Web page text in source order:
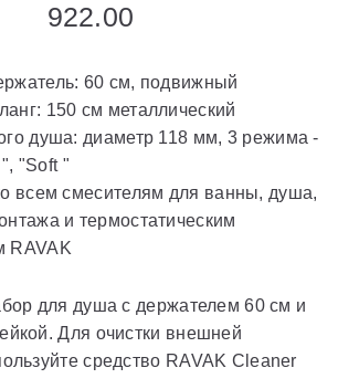
922.00
60 см, подвижный
150 см металлический
душа: диаметр 118 мм, 3 режима -
"Soft "
всем смесителям для ванны, душа,
и термостатическим
RAVAK
для душа с держателем 60 см и
Для очистки внешней
средство RAVAK Cleaner